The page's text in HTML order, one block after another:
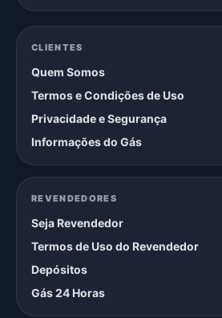
CLIENTES
Quem Somos
Termos e Condições de Uso
Privacidade e Segurança
Informações do Gás
REVENDEDORES
Seja Revendedor
Termos de Uso do Revendedor
Depósitos
Gás 24 Horas